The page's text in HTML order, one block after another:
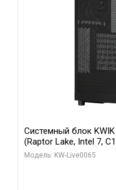
Системный блок
(Raptor Lake, Intel 7,
модуля)/ ASUS
Модель: KW-Live0065